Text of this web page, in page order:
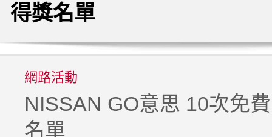
得獎名單
網路活動
NISSAN GO意思 10次免
名單